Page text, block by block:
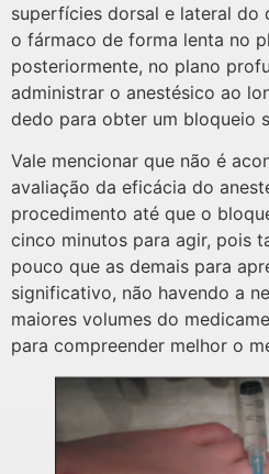
superfícies dorsal e lateral do
o fármaco de forma lenta no
posteriormente, no plano
administrar o anestésico ao
dedo para obter um bloqueio
Vale mencionar que não é
avaliação da eficácia do
procedimento até que o
cinco minutos para agir, pois
pouco que as demais para
significativo, não havendo a
maiores volumes do
para compreender melhor o